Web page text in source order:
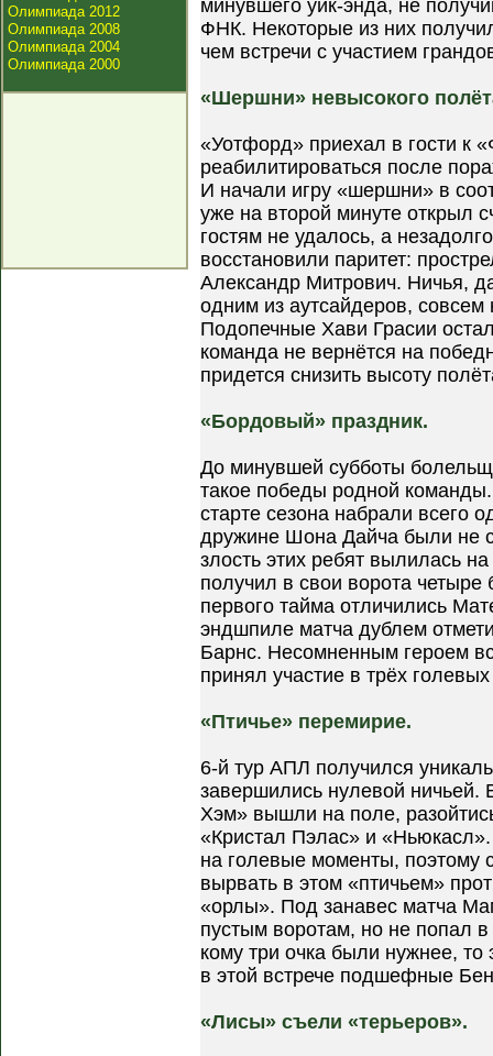
Олимпиада 2012
Олимпиада 2008
Олимпиада 2004
Олимпиада 2000
минувшего уик-энда, не
ФНК. Некоторые из них
чем встречи с участием
«Шершни» невысокого
«Уотфорд» приехал в гости к
реабилитироваться после
И начали игру «шершни» в
уже на второй минуте открыл
гостям не удалось, а
восстановили паритет:
Александр Митрович. Ничья,
одним из аутсайдеров,
Подопечные Хави Грасии
команда не вернётся на
придется снизить высоту
«Бордовый» праздник.
До минувшей субботы
такое победы родной
старте сезона набрали всего
дружине Шона Дайча были не
злость этих ребят вылилась
получил в свои ворота
первого тайма отличились
эндшпиле матча дублем
Барнс. Несомненным героем
принял участие в трёх
«Птичье» перемирие.
6-й тур АПЛ получился
завершились нулевой ничьей.
Хэм» вышли на поле,
«Кристал Пэлас» и
на голевые моменты, поэтому
вырвать в этом «птичьем»
«орлы». Под занавес матча
пустым воротам, но не попал
кому три очка были нужнее,
в этой встрече подшефные
«Лисы» съели «терьеров».